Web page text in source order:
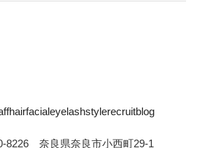
hairfacialeyelashstylerecruitblog
8226 奈良県奈良市小西町29-1